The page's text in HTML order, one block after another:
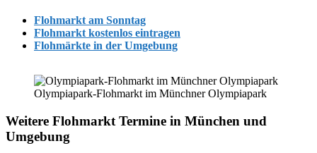
Flohmarkt am Sonntag
Flohmarkt kostenlos eintragen
Flohmärkte in der Umgebung
Olympiapark-Flohmarkt im Münchner Olympiapark
Weitere Flohmarkt Termine in München und
Umgebung